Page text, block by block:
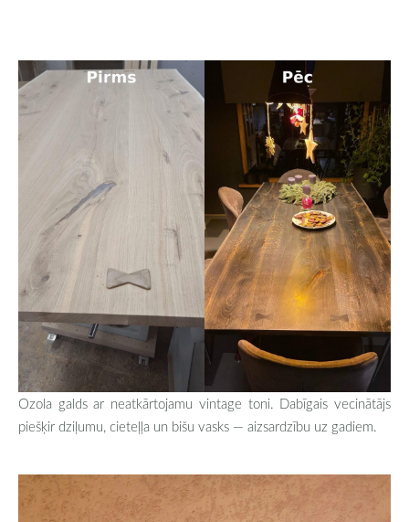
Ozola galds ar neatkārtojamu vintage toni. Dabīgais vecinātājs
piešķir dziļumu, cieteļļa un bišu vasks — aizsardzību uz gadiem.